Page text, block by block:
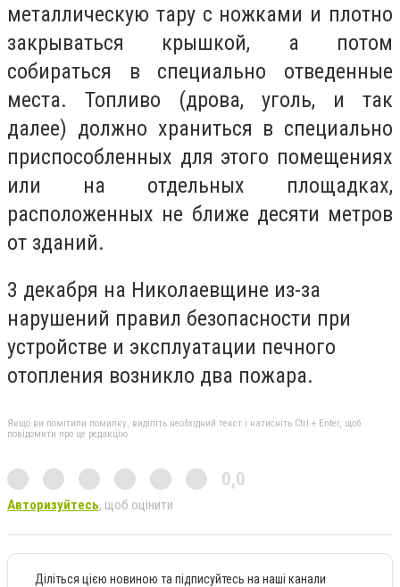
металлическую тару с ножками и плотно
закрываться крышкой, а потом
собираться в специально отведенные
места. Топливо (дрова, уголь, и так
далее) должно храниться в специально
приспособленных для этого помещениях
или на отдельных площадках,
расположенных не ближе десяти метров
от зданий.
3 декабря на Николаевщине из-за
нарушений правил безопасности при
устройстве и эксплуатации печного
отопления возникло два пожара.
Якщо ви помітили помилку, виділіть необхідний текст і натисніть Ctrl + Enter, щоб
повідомити про це редакцію
0,0
Авторизуйтесь, щоб оцінити
Діліться цією новиною та підписуйтесь на наші канали